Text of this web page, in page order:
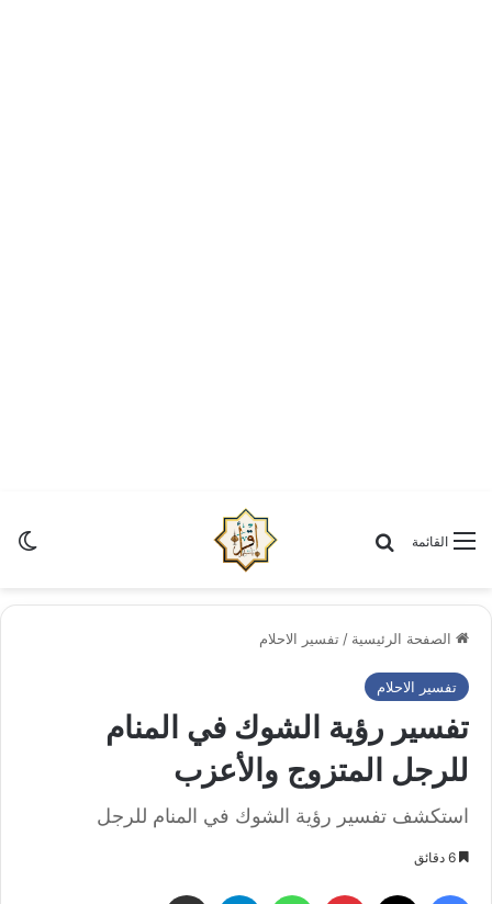
القائمة
الصفحة الرئيسية / تفسير الاحلام
تفسير الاحلام
تفسير رؤية الشوك في المنام
للرجل المتزوج والأعزب
استكشف تفسير رؤية الشوك في المنام للرجل
فيسبوك بينتيريست واتساب تيلقرام